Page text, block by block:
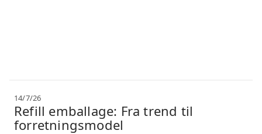
14/7/26
Refill emballage: Fra trend til
forretningsmodel